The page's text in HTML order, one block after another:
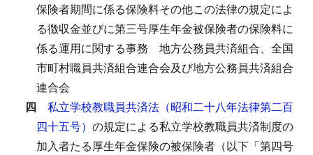
保険者期間に係る保険料その他この法律の規定によ
る徴収金並びに第三号厚生年金被保険者の保険料に
係る運用に関する事務
地方公務員共済組合、全国
市町村職員共済組合連合会及び地方公務員共済組合
連合会
四
私立学校教職員共済法（昭和二十八年法律第二百
四十五号） の規定による私立学校教職員共済制度の
加入者たる厚生年金保険の被保険者（以下「第四号